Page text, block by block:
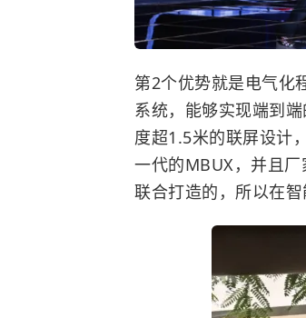
第2个优势就是电气化
系统，能够实现端到
度超1.5米的联屏设计
一代的MBUX，并且
联合打造的，所以在智